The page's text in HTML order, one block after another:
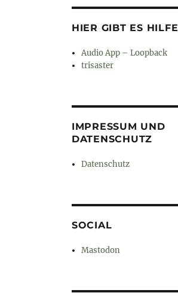
HIER GIBT ES HILFE
Audio App – Loopback
trisaster
IMPRESSUM UND
DATENSCHUTZ
Datenschutz
SOCIAL
Mastodon